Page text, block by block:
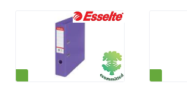
Környezetbarát